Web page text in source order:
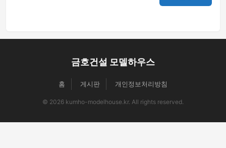
금호건설 모델하우스
홈 게시판 개인정보처리방침
© 2026 kumho-modelhouse.kr. All rights reserved.